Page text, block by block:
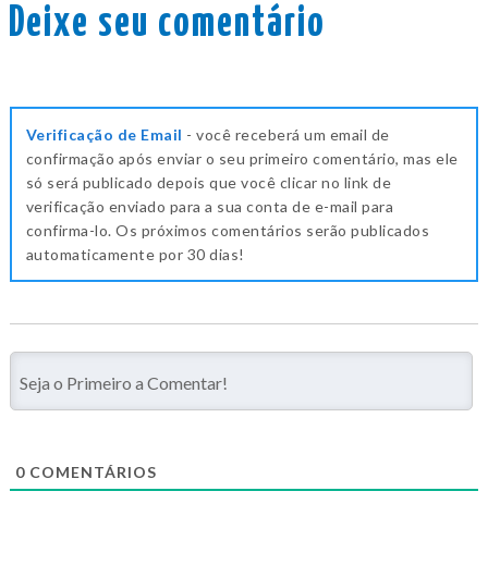
Deixe seu comentário
Verificação de Email - você receberá um email de
confirmação após enviar o seu primeiro comentário, mas ele
só será publicado depois que você clicar no link de
verificação enviado para a sua conta de e-mail para
confirma-lo. Os próximos comentários serão publicados
automaticamente por 30 dias!
0 COMENTÁRIOS